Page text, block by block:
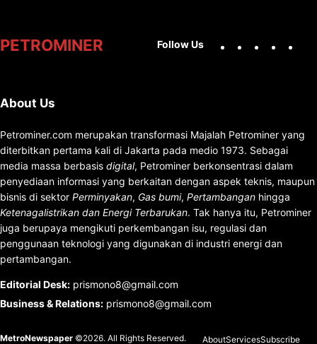
PETROMINER Follow Us
About Us
Petrominer.com merupakan transformasi Majalah Petrominer yang
diterbitkan pertama kali di Jakarta pada medio 1973. Sebagai
media massa berbasis digital, Petrominer berkonsentrasi dalam
penyediaan informasi yang berkaitan dengan aspek teknis, maupun
bisnis di sektor Perminyakan, Gas bumi, Pertambangan hingga
Ketenagalistrikan dan Energi Terbarukan. Tak hanya itu, Petrominer
juga berupaya mengikuti perkembangan isu, regulasi dan
penggunaan teknologi yang digunakan di industri energi dan
pertambangan.
Editorial Desk: prismono8@gmail.com
Business & Relations: prismono8@gmail.com
MetroNewspaper ©2026. All Rights Reserved.
AboutServicesSubscribe